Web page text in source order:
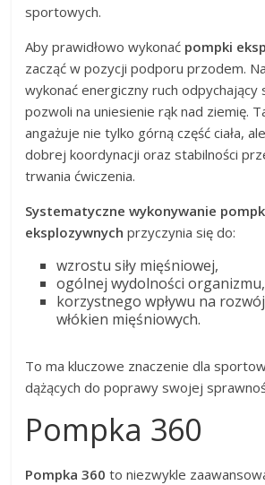
sportowych.
Aby prawidłowo wykonać pompki
zacząć w pozycji podporu przodem.
wykonać energiczny ruch odpychający
pozwoli na uniesienie rąk nad ziemię.
angażuje nie tylko górną część ciała,
dobrej koordynacji oraz stabilności
trwania ćwiczenia.
Systematyczne wykonywanie
eksplozywnych przyczynia się do:
wzrostu siły mięśniowej,
ogólnej wydolności organizmu,
korzystnego wpływu na
włókien mięśniowych.
To ma kluczowe znaczenie dla
dążących do poprawy swojej
Pompka 360
Pompka 360 to niezwykle